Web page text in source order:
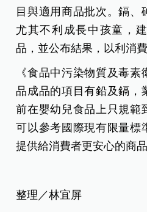
目與適用商品批次。鎘、
尤其不利成長中孩童，
品，並公布結果，以利消費
《食品中污染物質及毒
品成品的項目有鉛及鎘，
前在嬰幼兒食品上只規範
可以參考國際現有限量標
提供給消費者更安心的商品
整理／林宜屏